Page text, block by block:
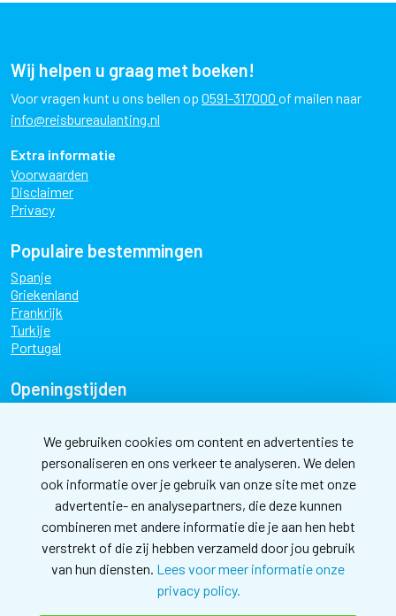
Wij helpen u graag met boeken!
Voor vragen kunt u ons bellen op 0591-317000 of mailen naar
info@reisbureaulanting.nl
Extra informatie
Voorwaarden
Disclaimer
Privacy
Populaire bestemmingen
Spanje
Griekenland
Frankrijk
Turkije
Portugal
Openingstijden
dinsdag
09:00 - 17:30
woensdag
09:00 - 17:30
donderdag
09:00 - 17:30
09:00 - 17:30
zaterdag
10:00 - 17:00
Nieuwsbrief
We gebruiken cookies om content en advertenties te
personaliseren en ons verkeer te analyseren. We delen
ook informatie over je gebruik van onze site met onze
advertentie- en analysepartners, die deze kunnen
combineren met andere informatie die je aan hen hebt
verstrekt of die zij hebben verzameld door jou gebruik
van hun diensten. Lees voor meer informatie onze
privacy policy.